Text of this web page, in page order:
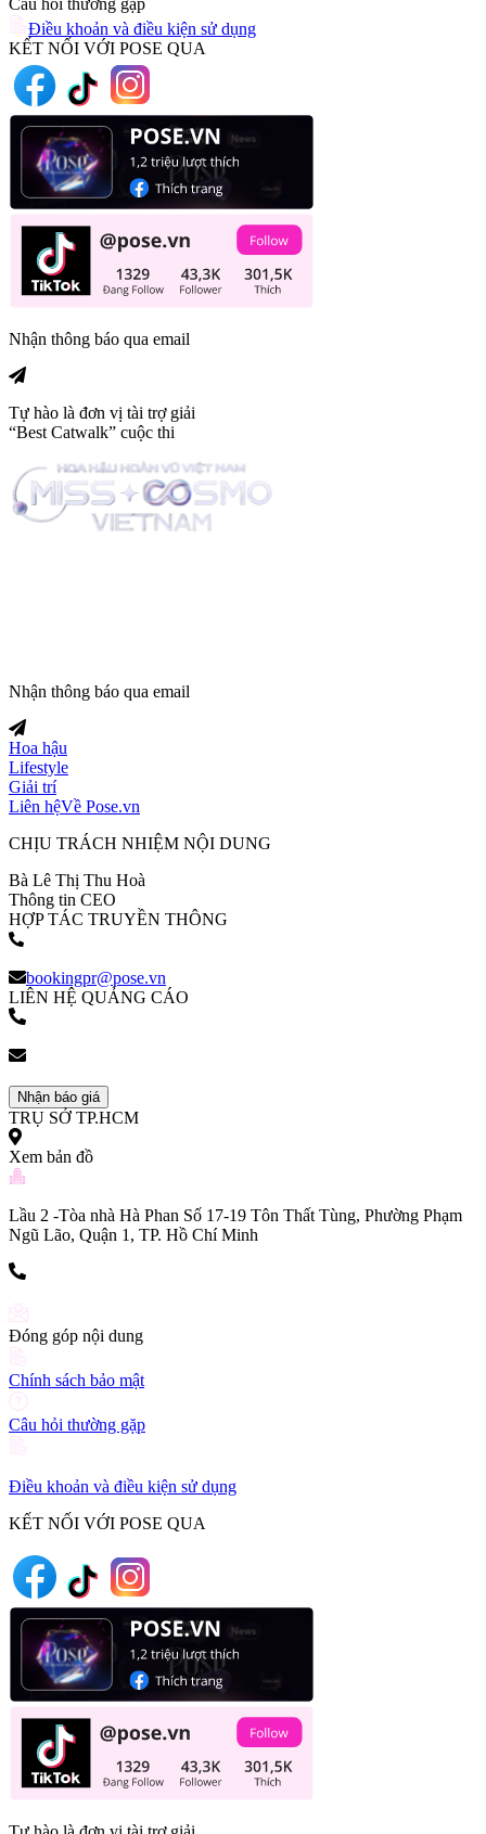
Điều khoản và điều kiện sử dụng
KẾT NỐI VỚI POSE QUA
Nhận thông báo qua email
Tự hào là đơn vị tài trợ giải
“Best Catwalk” cuộc thi
Nhận thông báo qua email
Hoa hậu
Lifestyle
Giải trí
Liên hệVề Pose.vn
CHỊU TRÁCH NHIỆM NỘI DUNG
Bà Lê Thị Thu Hoà
Thông tin CEO
HỢP TÁC TRUYỀN THÔNG
bookingpr@pose.vn
LIÊN HỆ QUẢNG CÁO
Nhận báo giá
TRỤ SỞ TP.HCM
Xem bản đồ
Lầu 2 -Tòa nhà Hà Phan Số 17-19 Tôn Thất Tùng, Phường Phạm
Ngũ Lão, Quận 1, TP. Hồ Chí Minh
Đóng góp nội dung
Chính sách bảo mật
Câu hỏi thường gặp
Điều khoản và điều kiện sử dụng
KẾT NỐI VỚI POSE QUA